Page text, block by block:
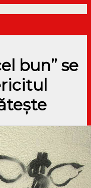
bun” se